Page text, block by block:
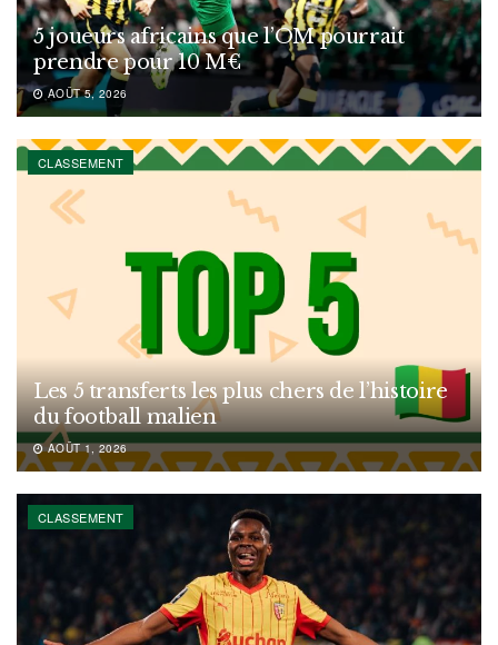
5 joueurs africains que l’OM pourrait
prendre pour 10 M€
AOÛT 5, 2026
CLASSEMENT
Les 5 transferts les plus chers de l’histoire
du football malien
AOÛT 1, 2026
CLASSEMENT